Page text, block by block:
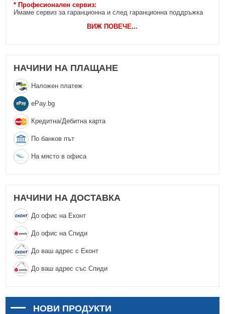
* Професионален сервиз:
Имаме сервиз за гаранционна и след гаранционна поддръжка
ВИЖ ПОВЕЧЕ...
НАЧИНИ НА ПЛАЩАНЕ
Наложен платеж
еPay.bg
Кредитна/Дебитна карта
По банков път
На място в офиса
НАЧИНИ НА ДОСТАВКА
До офис на Еконт
До офис на Спиди
До ваш адрес с Еконт
До ваш адрес със Спиди
НОВИ ПРОДУКТИ